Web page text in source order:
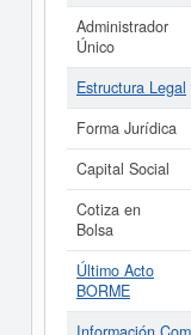
Administrador
Único
Estructura Legal
Forma Jurídica
Capital Social
Cotiza en
Bolsa
Último Acto
BORME